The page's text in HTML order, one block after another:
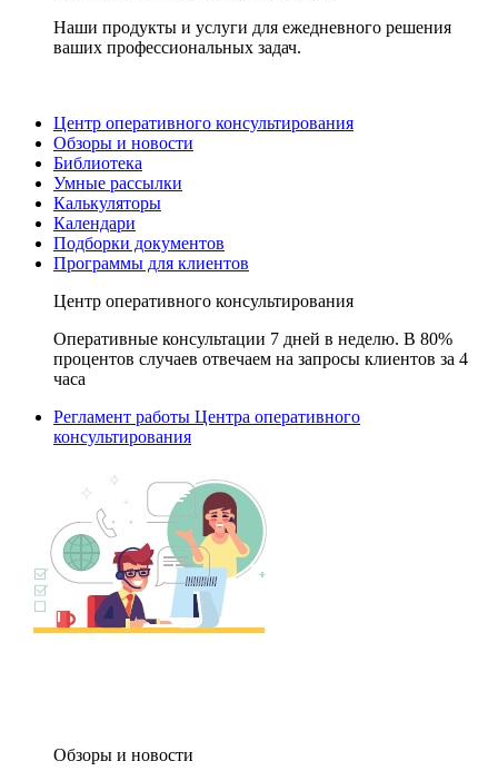
Наши продукты и услуги для ежедневного решения
ваших профессиональных задач.
Центр оперативного консультирования
Обзоры и новости
Библиотека
Умные рассылки
Калькуляторы
Календари
Подборки документов
Программы для клиентов
Центр оперативного консультирования
Оперативные консультации 7 дней в неделю. В 80%
процентов случаев отвечаем на запросы клиентов за 4
часа
Регламент работы Центра оперативного
консультирования
Обзоры и новости